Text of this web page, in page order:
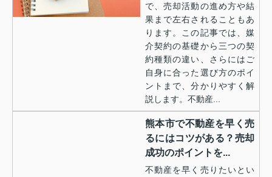
で、売却活動の進め方や結
果まで左右されることもあ
ります。この記事では、媒
介契約の基礎から三つの契
約種類の違い、さらにはご
自身に合った選び方のポイ
ントまで、分かりやすく解
説します。不動産...
熊本市で不動産を早く売
るにはコツがある？売却
成功のポイントを...
不動産を早く売りたいとい